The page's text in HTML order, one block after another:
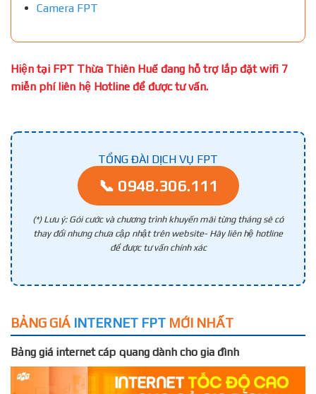
Camera FPT
Hiện tại FPT Thừa Thiên Huế đang hỗ trợ lắp đặt wifi 7
miễn phí liên hệ Hotline để được tư vấn.
TỔNG ĐÀI DỊCH VỤ FPT
📞 0948.306.111
(*) Lưu ý: Gói cước và chương trình khuyến mãi từng tháng sẽ có
thay đổi nhưng chưa cập nhật trên website- Hãy liên hệ hotline
để được tư vấn chính xác
BẢNG GIÁ INTERNET FPT MỚI NHẤT
Bảng giá internet cáp quang dành cho gia đình